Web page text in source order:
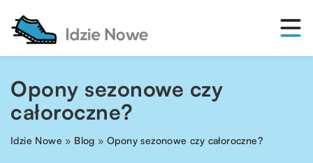
Opony sezonowe czy
całoroczne?
Idzie Nowe » Blog »Opony sezonowe czy całoroczne?